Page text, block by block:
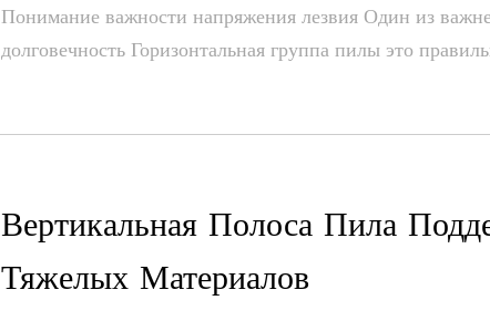
Понимание важности напряжения лезвия Один из
долговечность Горизонтальная группа пилы это
Вертикальная Полоса Пила
Тяжелых Материалов